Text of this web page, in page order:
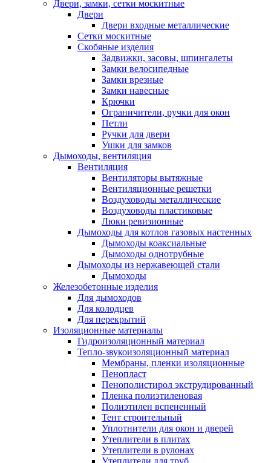
Двери, замки, сетки москитные
Двери
Двери входные металлические
Сетки москитные
Скобяные изделия
Задвижки, засовы, шпингалеты
Замки велосипедные
Замки врезные
Замки навесные
Крючки
Ограничители, ручки для окон
Петли
Ручки для двери
Ушки для замков
Дымоходы, вентиляция
Вентиляция
Вентиляторы вытяжные
Вентиляционные решетки
Воздуховоды металлические
Воздуховоды пластиковые
Люки ревизионные
Дымоходы для котлов газовых настенных
Дымоходы коаксиальные
Дымоходы однотрубные
Дымоходы из нержавеющей стали
Дымоходы
Железобетонные изделия
Для дымоходов
Для колодцев
Для перекрытий
Изоляционные материалы
Гидроизоляционный материал
Тепло-звукоизоляционный материал
Мембраны, пленки изоляционные
Пенопласт
Пенополистирол экструдированный
Пленка полиэтиленовая
Полиэтилен вспененный
Тент строительный
Уплотнители для окон и дверей
Утеплители в плитах
Утеплители в рулонах
Утеплители для труб